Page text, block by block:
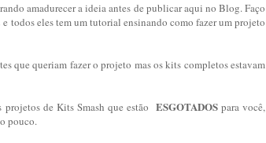
amadurecer a ideia antes de publicar aqui no Blog. Faço
todos eles tem um tutorial ensinando como fazer um projeto
que queriam fazer o projeto mas os kits completos estavam
projetos de Kits Smash que estão ESGOTADOSpara você,
pouco.